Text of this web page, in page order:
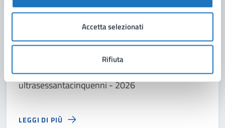
Accetta selezionati
Rifiuta
DAL15/07/26
Avviso: Soggiorni climatici-termali 2026.
Soggiorni climatici/termali per n. 50 cittadini
ultrasessantacinquenni - 2026
LEGGI DI PIÙ